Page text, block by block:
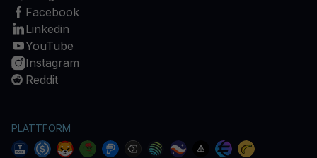
Facebook
Linkedin
YouTube
Instagram
Reddit
PLATTFORM